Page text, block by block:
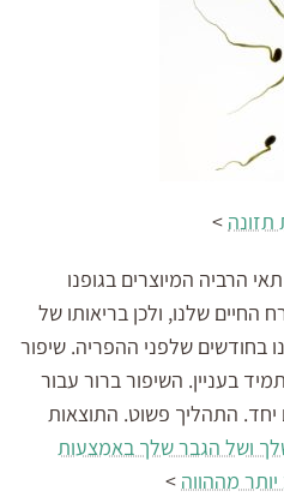
תזונה >
הרביה המיוצרים בגופנו
החיים שלנו, ולכן בריאותו של
בחודשים שלפני ההפריה. שיפור
בעניין. השיפור ברור עבור
יחד. התהליך פשוט. התוצאות
ושל הגבר שלך באמצעות
יותר מההווה >